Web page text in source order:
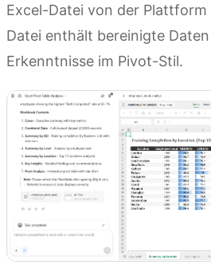
Excel-Datei von der
Datei enthält bereinigte
Erkenntnisse im Pivot-Stil.